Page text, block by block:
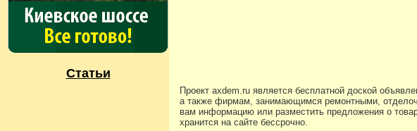
Статьи
Проект axdem.ru является бесплатной доской
а также фирмам, занимающимся ремонтными,
вам информацию или разместить предложения о
хранится на сайте бессрочно.